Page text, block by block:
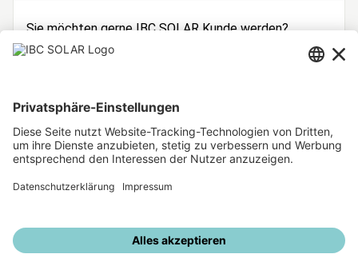
Sie möchten gerne IBC SOLAR Kunde werden?
Dann registrieren Sie sich jetzt!
Unsere weiteren Angebote
IBC SOLAR Webseite